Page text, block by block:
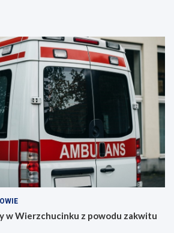
w Wierzchucinku z powodu zakwitu